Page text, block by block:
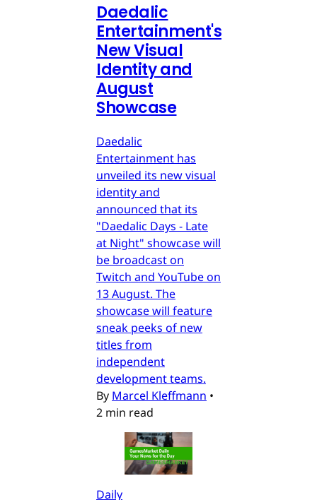
Daedalic
Entertainment's
New Visual
Identity and
August
Showcase
Daedalic
Entertainment has
unveiled its new visual
identity and
announced that its
"Daedalic Days - Late
at Night" showcase will
be broadcast on
Twitch and YouTube on
13 August. The
showcase will feature
sneak peeks of new
titles from
independent
development teams.
By Marcel Kleffmann •
2 min read
Daily